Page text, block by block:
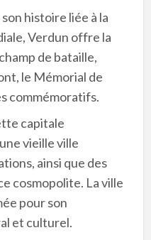
histoire liée à la
Verdun offre la
de bataille,
le Mémorial de
commémoratifs.
capitale
vieille ville
ainsi que des
cosmopolite. La ville
pour son
et culturel.